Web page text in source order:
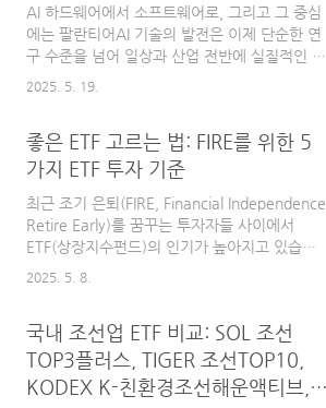
심 기술 기업으로 각광받고 있습니다. 하지만 개
별 종목에 직접 투자하는 것은 리스크가 부담될
수 있죠. 이런 투자자들을 위해 등장한 것이 바
AI 하드웨어에서 소프트웨어로, 그리고 그 중심
에는 팔란티어AI 기술의 발전은 이제 단순한 연
구 수준을 넘어 일상과 산업 전반에 실질적인 영
름을 반영하듯 삼성자산운용이 KODEX 미국AI
소프트웨어TOP10 ETF를 2025년 4월 신규 상
ETF와 달리, 상용화가 시작된 미국의 대표 AI 소
프트웨어 기업 10곳에 집중 투자합니다. 그중에
서도 단연 눈에 띄는 기업은 팔란티어(Palantir)
입니다. 국방, 보건, 산업 등 다양한 분야에서 AI
2025. 5. 19.
좋은 ETF 고르는 법: FIRE를 위한 5
가지 ETF 투자 기준
최근 조기 은퇴(FIRE, Financial Independence
Retire Early)를 꿈꾸는 투자자들 사이에서
ETF(상장지수펀드)의 인기가 높아지고 있습니
으로 주목받고 있습니다.하지만 수백 개의 ETF
상품이 쏟아지는 지금, 중요한 건 ‘어떤 ETF를
사느냐’보다 ‘무엇을 기준으로 ETF를 고르느
냐’입니다.이정환 미래에셋자산운용 상무는 최
2025. 5. 8.
국내 조선업 ETF 비교: SOL 조선
TOP3플러스, TIGER 조선TOP10,
KODEX K-친환경조선해운액티브,